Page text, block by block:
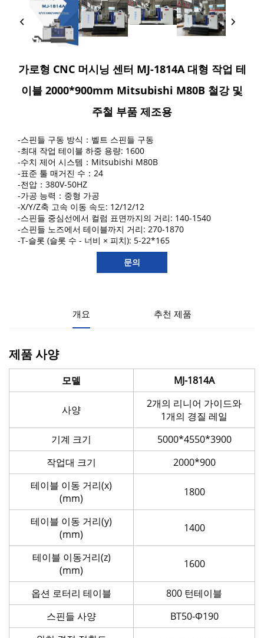
가로형 CNC 머시닝 센터 MJ-1814A 대형 작업 테
이블 2000*900mm Mitsubishi M80B 철강 및
주철 부품 제조용
-스핀들 구동 방식：벨트 스핀들 구동
-최대 작업 테이블 하중 용량: 1600
-수치 제어 시스템：Mitsubishi M80B
-표준 툴 매거진 수：24
-전압：380V-50HZ
-가공 능력：중형 가공
-X/Y/Z축 고속 이동 속도: 12/12/12
-스핀들 중심선에서 컬럼 표면까지의 거리: 140-1540
-스핀들 노즈에서 테이블까지 거리: 270-1870
-T-슬롯 (슬롯 수 - 너비 × 피치): 5-22*165
문의
개요 추천 제품
제품 사양
모델 MJ-1814A
사양
2개의 리니어 가이드와
1개의 경질 레일
기계 크기
5000*4550*3900
작업대 크기
2000*900
테이블 이동 거리(x)
(mm)
1800
테이블 이동 거리(y)
(mm)
1400
테이블 이동거리(z)
(mm)
1600
옵션 로터리 테이블
800 턴테이블
스핀들 사양
BT50-Φ190